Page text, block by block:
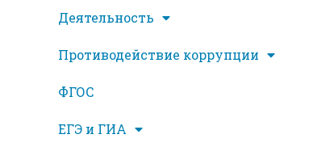
Деятельность
Противодействие коррупции
ФГОС
ЕГЭ и ГИА